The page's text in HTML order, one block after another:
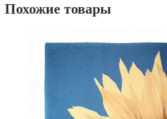
Похожие товары